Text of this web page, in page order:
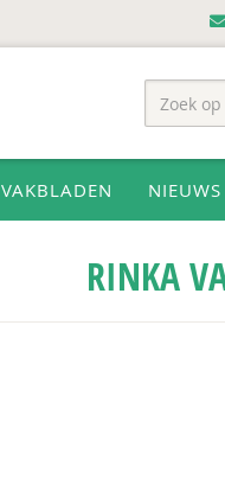
VAKBLADEN NIEUWS
RINKA